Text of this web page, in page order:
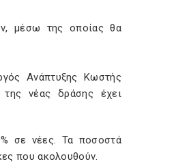
μέσω της οποίας θα
Ανάπτυξης Κωστής
νέας δράσης έχει
σε νέες. Τα ποσοστά
που ακολουθούν.